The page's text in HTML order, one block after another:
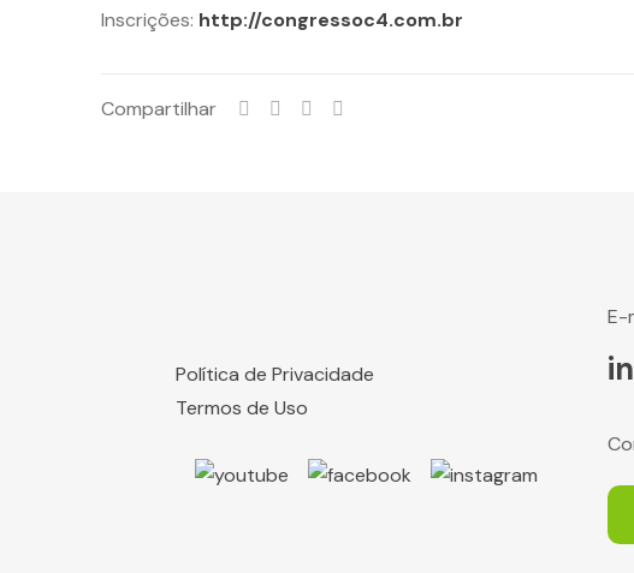
Inscrições: http://congressoc4.com.br
Compartilhar
Política de Privacidade
Termos de Uso
E-